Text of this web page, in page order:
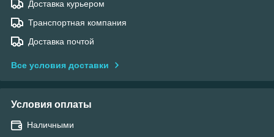
Доставка курьером
Транспортная компания
Доставка почтой
Все условия доставки
Условия оплаты
Наличными